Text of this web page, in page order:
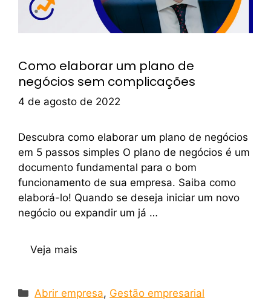
Como elaborar um plano de
negócios sem complicações
4 de agosto de 2022
Descubra como elaborar um plano de negócios
em 5 passos simples O plano de negócios é um
documento fundamental para o bom
funcionamento de sua empresa. Saiba como
elaborá-lo! Quando se deseja iniciar um novo
negócio ou expandir um já …
Veja mais
Abrir empresa, Gestão empresarial